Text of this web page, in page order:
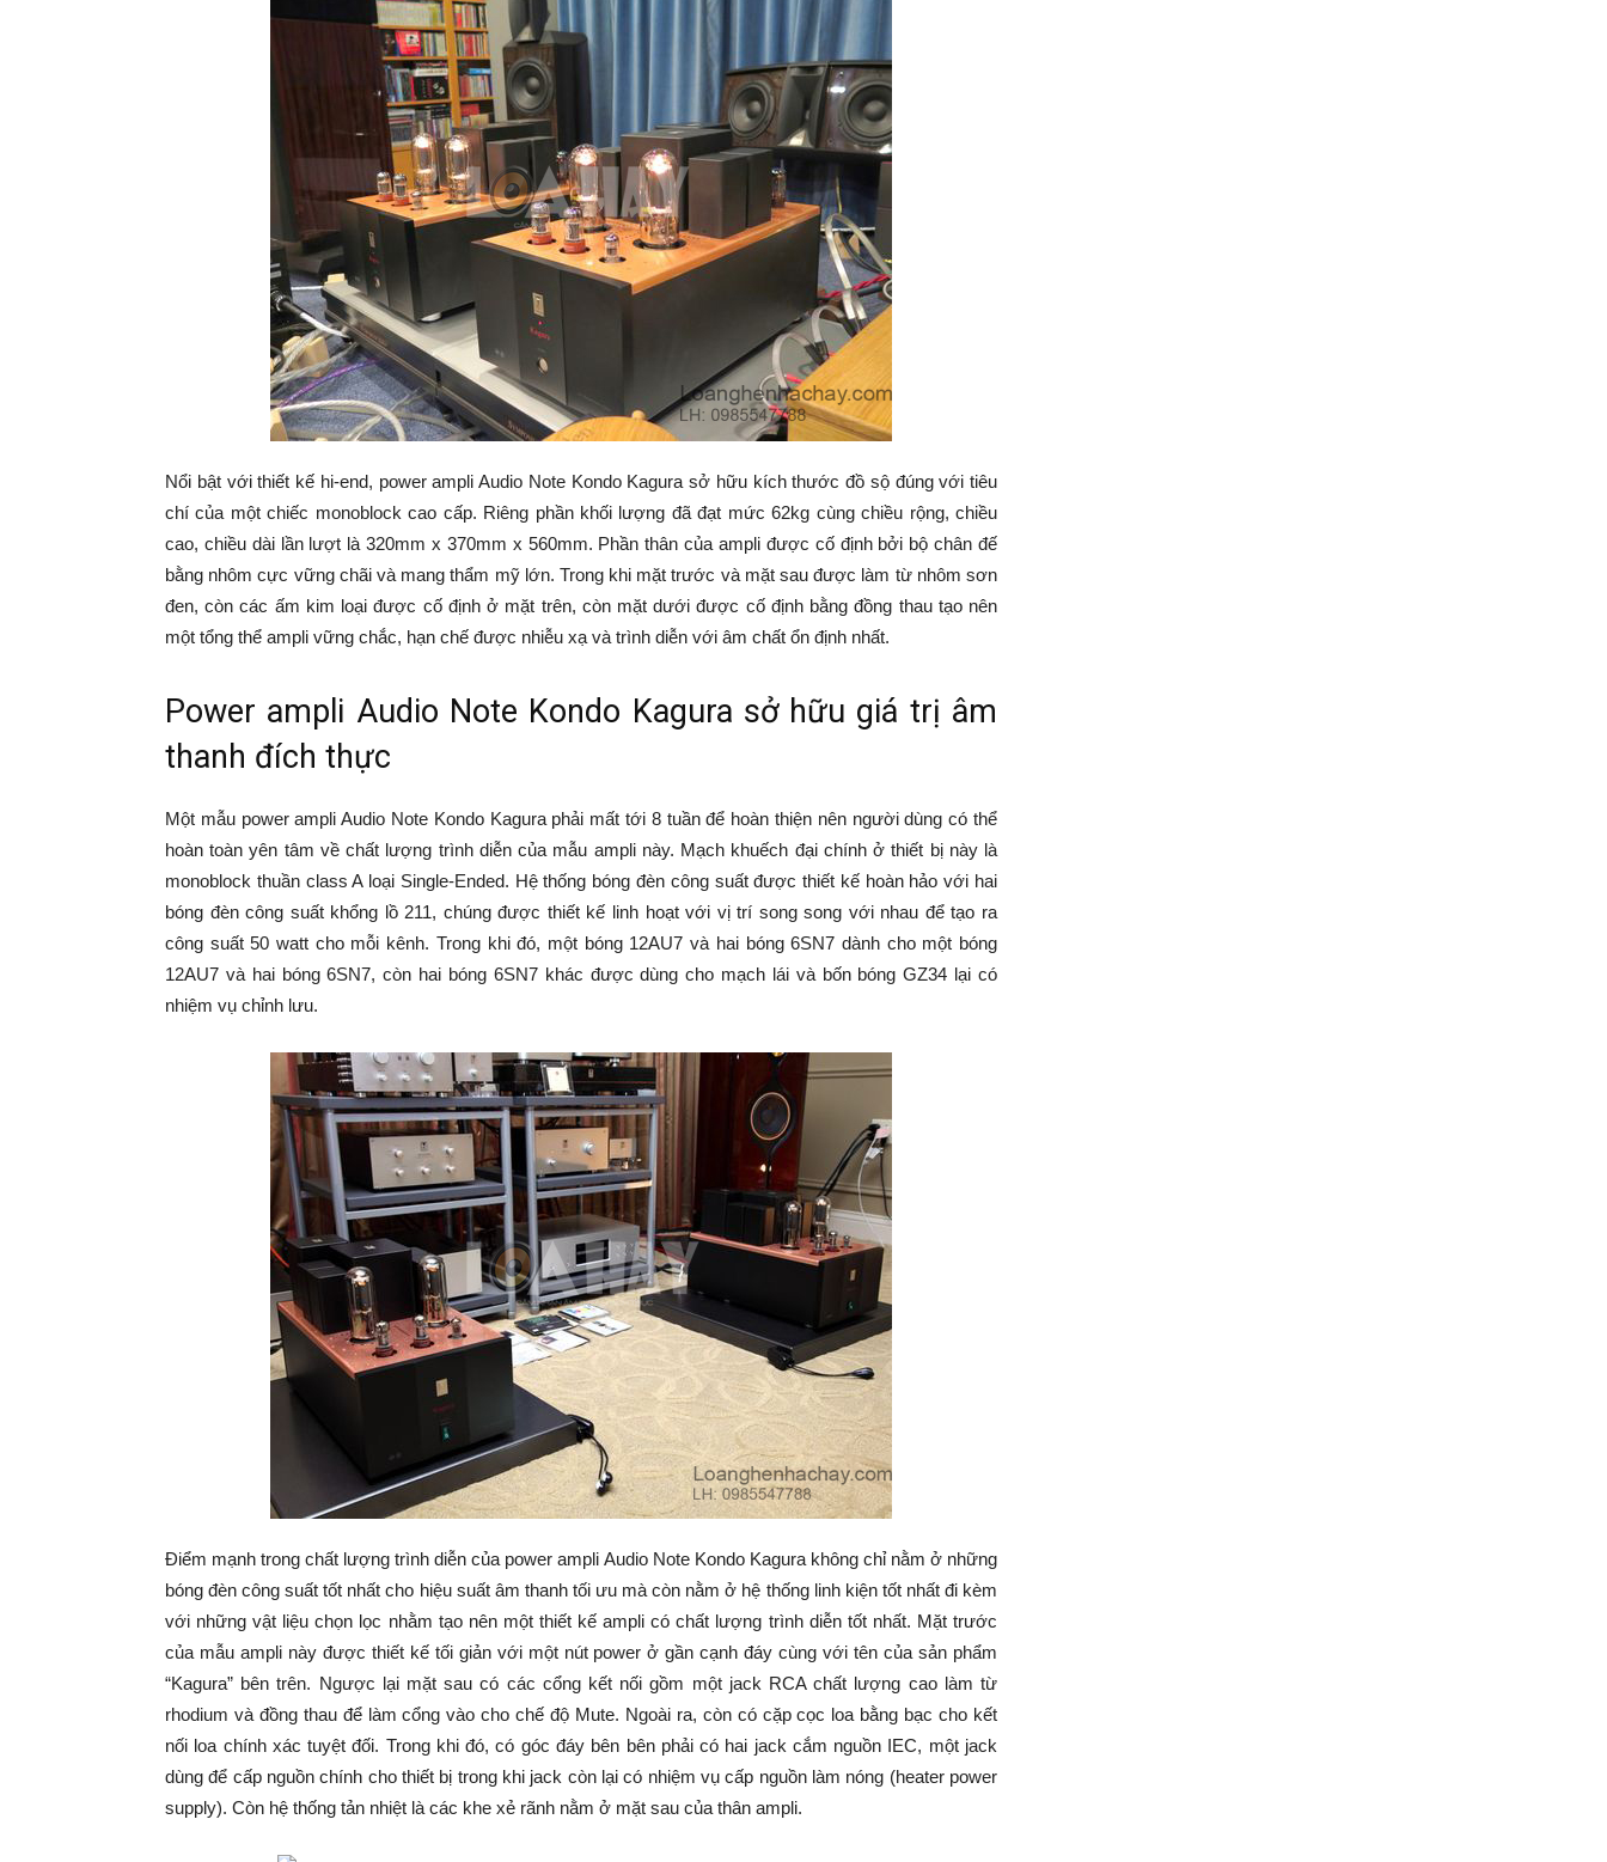
Nổi bật với thiết kế hi-end, power ampli Audio Note Kondo Kagura sở hữu kích thước đồ sộ đúng với tiêu
chí của một chiếc monoblock cao cấp. Riêng phần khối lượng đã đạt mức 62kg cùng chiều rộng, chiều
cao, chiều dài lần lượt là 320mm x 370mm x 560mm. Phần thân của ampli được cố định bởi bộ chân đế
bằng nhôm cực vững chãi và mang thẩm mỹ lớn. Trong khi mặt trước và mặt sau được làm từ nhôm sơn
đen, còn các ấm kim loại được cố định ở mặt trên, còn mặt dưới được cố định bằng đồng thau tạo nên
một tổng thể ampli vững chắc, hạn chế được nhiễu xạ và trình diễn với âm chất ổn định nhất.
Power ampli Audio Note Kondo Kagura sở hữu giá trị âm
thanh đích thực
Một mẫu power ampli Audio Note Kondo Kagura phải mất tới 8 tuần để hoàn thiện nên người dùng có thể
hoàn toàn yên tâm về chất lượng trình diễn của mẫu ampli này. Mạch khuếch đại chính ở thiết bị này là
monoblock thuần class A loại Single-Ended. Hệ thống bóng đèn công suất được thiết kế hoàn hảo với hai
bóng đèn công suất khổng lồ 211, chúng được thiết kế linh hoạt với vị trí song song với nhau để tạo ra
công suất 50 watt cho mỗi kênh. Trong khi đó, một bóng 12AU7 và hai bóng 6SN7 dành cho một bóng
12AU7 và hai bóng 6SN7, còn hai bóng 6SN7 khác được dùng cho mạch lái và bốn bóng GZ34 lại có
nhiệm vụ chỉnh lưu.
Điểm mạnh trong chất lượng trình diễn của power ampli Audio Note Kondo Kagura không chỉ nằm ở những
bóng đèn công suất tốt nhất cho hiệu suất âm thanh tối ưu mà còn nằm ở hệ thống linh kiện tốt nhất đi kèm
với những vật liệu chọn lọc nhằm tạo nên một thiết kế ampli có chất lượng trình diễn tốt nhất. Mặt trước
của mẫu ampli này được thiết kế tối giản với một nút power ở gần cạnh đáy cùng với tên của sản phẩm
“Kagura” bên trên. Ngược lại mặt sau có các cổng kết nối gồm một jack RCA chất lượng cao làm từ
rhodium và đồng thau để làm cổng vào cho chế độ Mute. Ngoài ra, còn có cặp cọc loa bằng bạc cho kết
nối loa chính xác tuyệt đối. Trong khi đó, có góc đáy bên bên phải có hai jack cắm nguồn IEC, một jack
dùng để cấp nguồn chính cho thiết bị trong khi jack còn lại có nhiệm vụ cấp nguồn làm nóng (heater power
supply). Còn hệ thống tản nhiệt là các khe xẻ rãnh nằm ở mặt sau của thân ampli.